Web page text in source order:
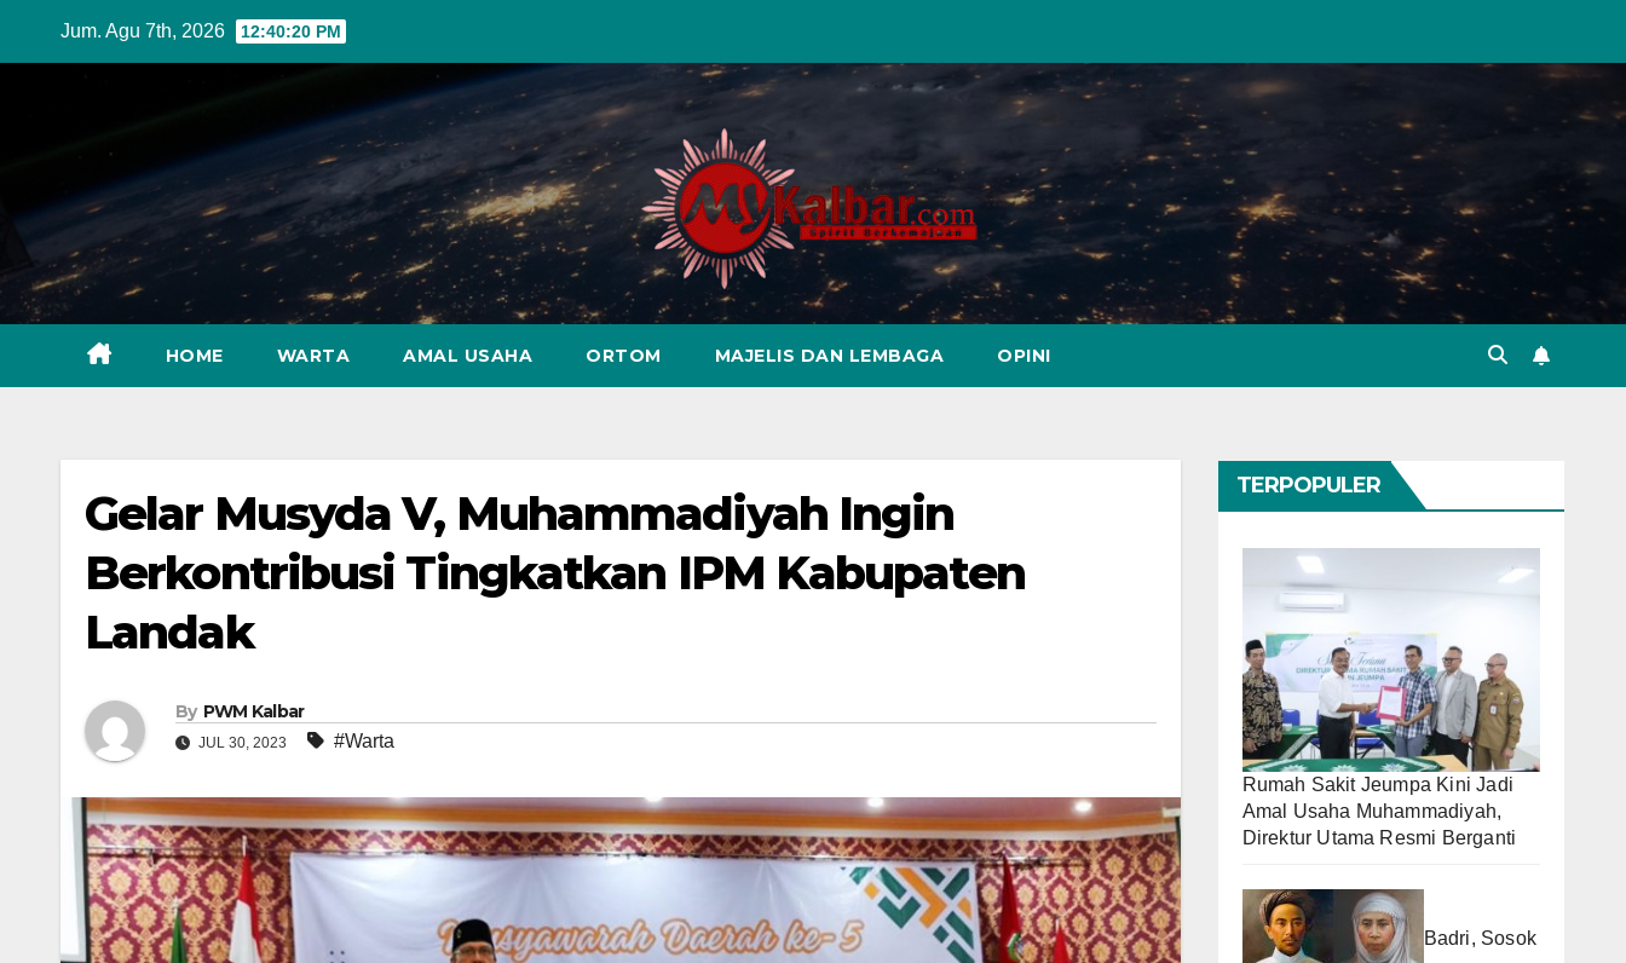
Jum. Agu 7th, 2026 12:40:22 PM
HOME WARTA AMAL USAHA ORTOM MAJELIS DAN LEMBAGA OPINI
Gelar Musyda V, Muhammadiyah Ingin
Berkontribusi Tingkatkan IPM Kabupaten
Landak
By PWM Kalbar
JUL 30, 2023 #Warta
TERPOPULER
Rumah Sakit Jeumpa Kini Jadi
Amal Usaha Muhammadiyah,
Direktur Utama Resmi Berganti
Badri, Sosok